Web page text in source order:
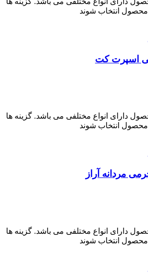
انتخاب شوند
دارای انواع مختلفی می باشد. گزینه ها
انتخاب شوند
دارای انواع مختلفی می باشد. گزینه ها
انتخاب شوند